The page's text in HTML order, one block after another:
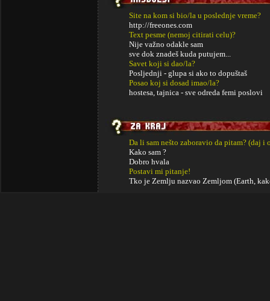
Site na kom si bio/la u poslednje vreme?
http://freeones.com
Text pesme (nemoj citirati celu)?
Nije važno odakle sam
sve dok znadeš kuda putujem...
Savet koji si dao/la?
Posljednji - glupa si ako to dopuštaš
Posao koj si dosad imao/la?
hostesa, tajnica - sve odreda femi poslovi
Da li sam nešto zaboravio da pitam? (daj i
Kako sam ?
Dobro hvala
Postavi mi pitanje!
Tko je Zemlju nazvao Zemljom (Earth,